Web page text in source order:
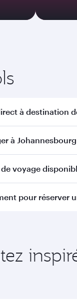
à destination
vols directs
à
à
voyage
de voyage
pour réserver